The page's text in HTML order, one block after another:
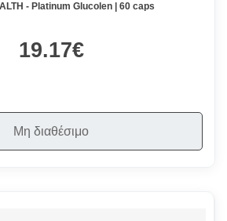
- Platinum Glucolen | 60 caps
19.17€
Μη διαθέσιμο